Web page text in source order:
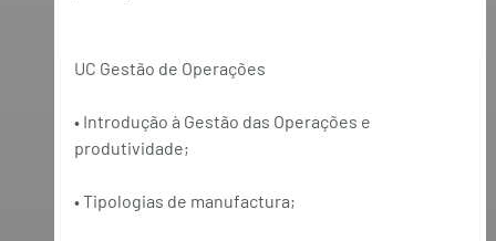
UC Gestão de Operações
• Introdução à Gestão das Operações e
produtividade;
• Tipologias de manufactura;